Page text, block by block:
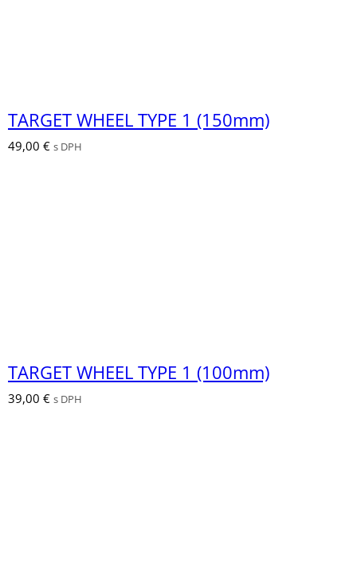
TARGET WHEEL TYPE 1 (150mm)
49,00 € s DPH
TARGET WHEEL TYPE 1 (100mm)
39,00 € s DPH